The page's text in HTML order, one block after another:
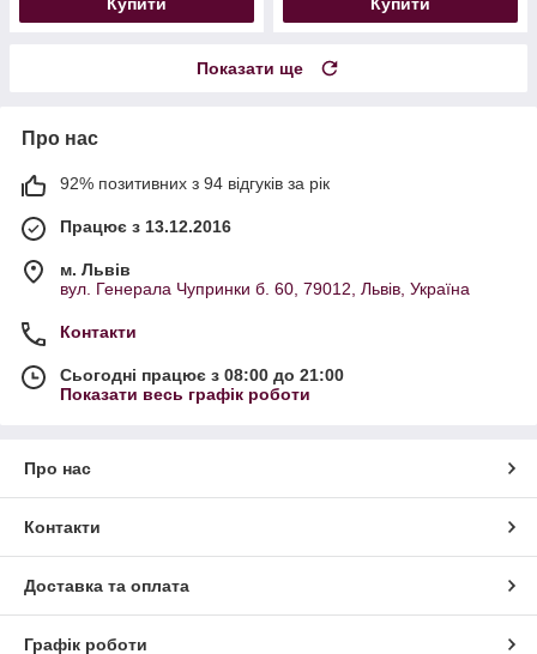
Купити Купити
Показати ще
Про нас
92% позитивних з 94 відгуків за рік
Працює з 13.12.2016
м. Львів
вул. Генерала Чупринки б. 60, 79012, Львів, Україна
Контакти
Сьогодні працює з 08:00 до 21:00
Показати весь графік роботи
Про нас
Контакти
Доставка та оплата
Графік роботи